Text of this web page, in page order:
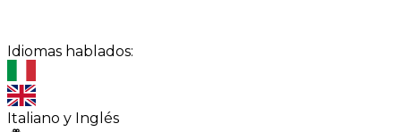
Idiomas hablados:
Italiano y Inglés